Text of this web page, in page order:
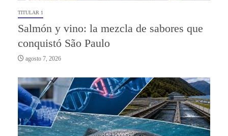
TITULAR 1
Salmón y vino: la mezcla de sabores que
conquistó São Paulo
agosto 7, 2026